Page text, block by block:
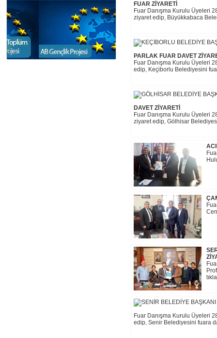
FUAR ZİYARETİ
Fuar Danışma Kurulu Üyeleri
ziyaret edip, Büyükkabaca
PARLAK FUAR DAVET
Fuar Danışma Kurulu Üyeleri
edip, Keçiborlu Belediyesini
DAVET ZİYARETİ
Fuar Danışma Kurulu Üyeleri
ziyaret edip, Gölhisar
Fuar Danışma Kurulu Üyeleri
edip, Senir Belediyesini fuara